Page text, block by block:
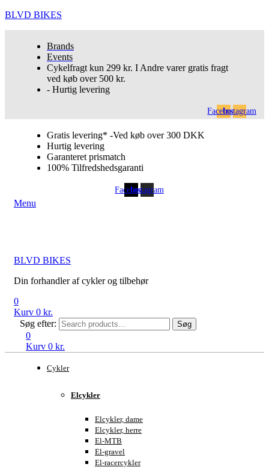
BLVD BIKES
Brands
Events
Cykelfragt kun 299 kr. I Andre varer gratis fragt
ved køb over 500 kr.
- Hurtig levering
FacebookInstagram
Gratis levering* -Ved køb over 300 DKK
Hurtig levering
Garanteret prismatch
100% Tilfredshedsgaranti
FacebookInstagram
Menu
BLVD BIKES
Din forhandler af cykler og tilbehør
0
Kurv 0 kr.
Søg efter:
Søg
0
Kurv 0 kr.
Cykler
Elcykler
Elcykler, dame
Elcykler, herre
El-MTB
El-gravel
El-racercykler